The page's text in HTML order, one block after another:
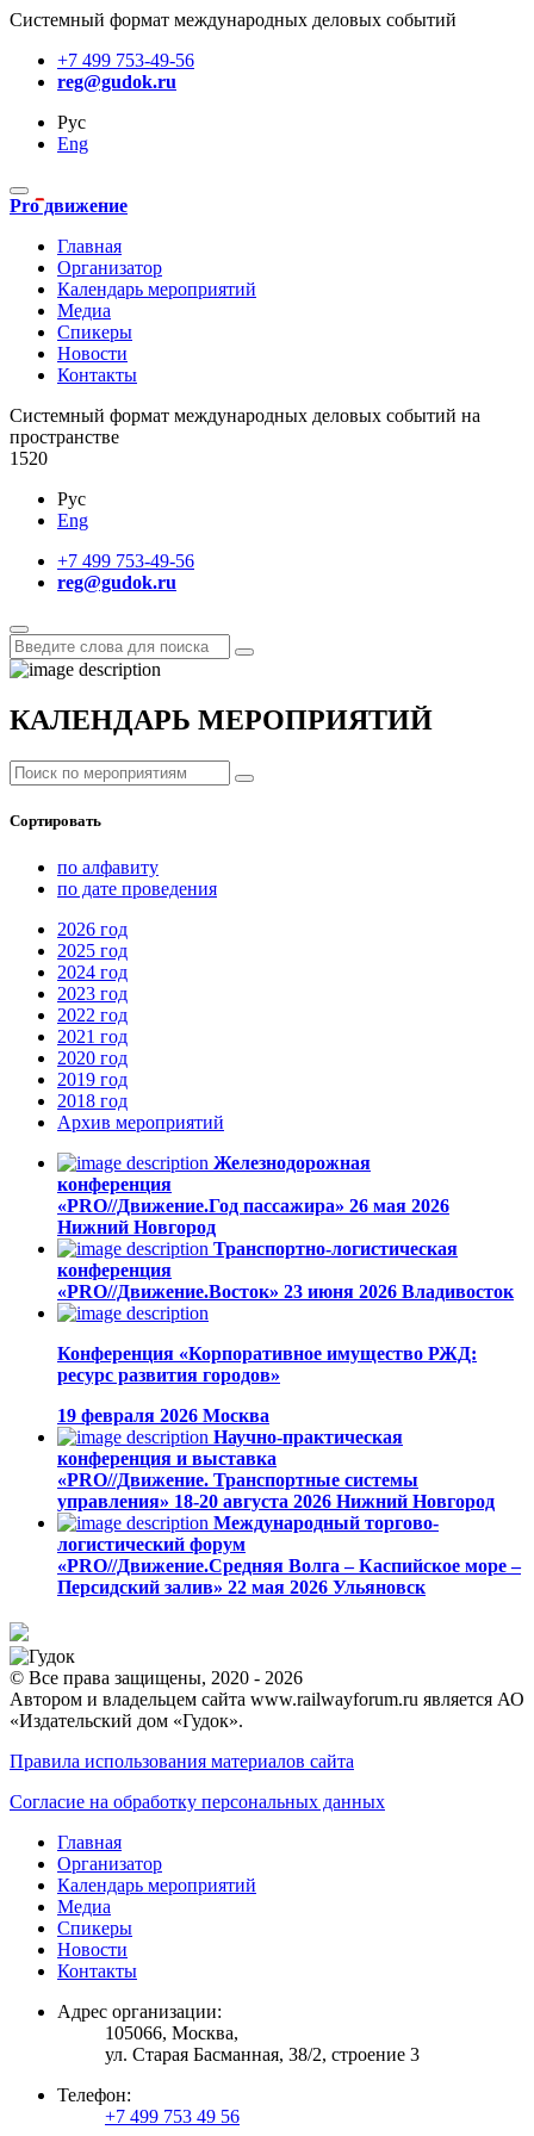
Системный формат международных деловых событий
+7 499 753-49-56
reg@gudok.ru
Рус
Eng
Pro движение
Главная
Организатор
Календарь мероприятий
Медиа
Спикеры
Новости
Контакты
Cистемный формат международных деловых событий на
пространстве
1520
Рус
Eng
+7 499 753-49-56
reg@gudok.ru
КАЛЕНДАРЬ МЕРОПРИЯТИЙ
Сортировать
по алфавиту
по дате проведения
2026 год
2025 год
2024 год
2023 год
2022 год
2021 год
2020 год
2019 год
2018 год
Архив мероприятий
Железнодорожная
конференция
«PRO//Движение.Год пассажира» 26 мая 2026
Нижний Новгород
Транспортно-логистическая
конференция
«PRO//Движение.Восток» 23 июня 2026 Владивосток
Конференция «Корпоративное имущество РЖД:
ресурс развития городов»
19 февраля 2026 Москва
Научно-практическая
конференция и выставка
«PRO//Движение. Транспортные системы
управления» 18-20 августа 2026 Нижний Новгород
Международный торгово-
логистический форум
«PRO//Движение.Средняя Волга – Каспийское море –
Персидский залив» 22 мая 2026 Ульяновск
© Все права защищены, 2020 - 2026
Автором и владельцем сайта www.railwayforum.ru является АО
«Издательский дом «Гудок».
Правила использования материалов сайта
Согласие на обработку персональных данных
Главная
Организатор
Календарь мероприятий
Медиа
Спикеры
Новости
Контакты
Адрес организации:
105066, Москва,
ул. Старая Басманная, 38/2, строение 3
Телефон:
+7 499 753 49 56